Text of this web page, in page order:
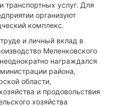
транспортных услуг. Для
организуют
комплекс.
и личный вклад в
Меленковского
награждался
района,
области,
и продовольствия
хозяйства